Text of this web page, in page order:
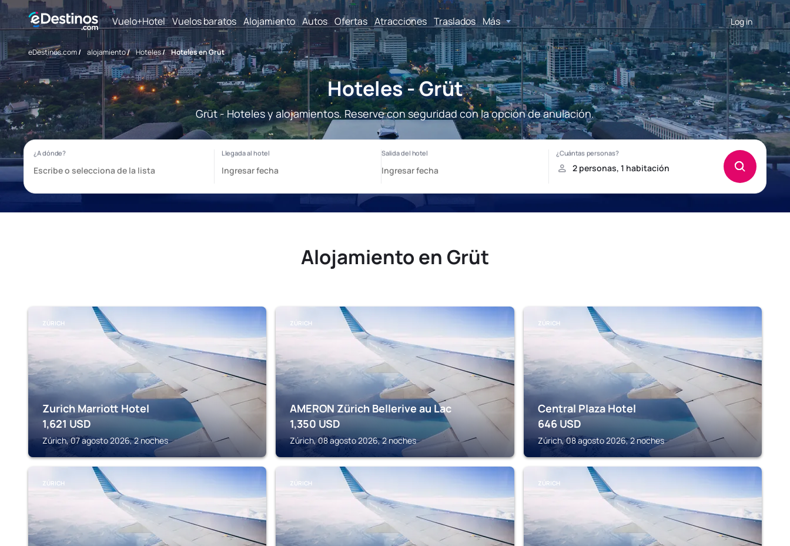
Vuelo+Hotel Vuelos baratos Alojamiento Autos Ofertas Atracciones Traslados Más Log in
eDestinos.com/ alojamiento/ Hoteles/ Hoteles en Grüt
Hoteles - Grüt
Grüt - Hoteles y alojamientos. Reserve con seguridad con la opción de anulación.
Alojamiento en Grüt
ZÚRICH
Zurich Marriott Hotel
1,621 USD
Zúrich, 07 agosto 2026, 2 noches
ZÚRICH
AMERON Zürich Bellerive au Lac
1,350 USD
Zúrich, 08 agosto 2026, 2 noches
ZÚRICH
Central Plaza Hotel
646 USD
Zúrich, 08 agosto 2026, 2 noches
ZÚRICH ZÚRICH ZÚRICH